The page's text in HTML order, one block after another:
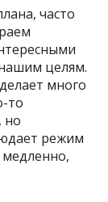
часто
целям.
много
то
но
режим
медленно,